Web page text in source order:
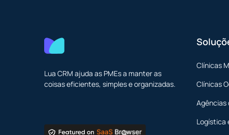
Lua CRM ajuda as PMEs a manter as
coisas eficientes, simples e organizadas.
Clínicas
Clínicas
Agências
Logística